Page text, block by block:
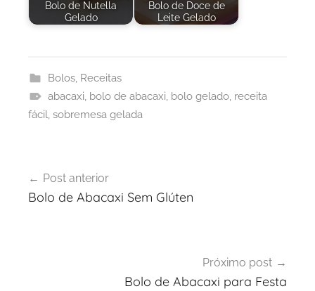
Bolo de Nutella
Gelado
Bolo de Doce de
Leite Gelado
Bolos, Receitas
abacaxi, bolo de abacaxi, bolo gelado, receita
fácil, sobremesa gelada
de
Post anterior
Bolo de Abacaxi Sem Glúten
Próximo post
Bolo de Abacaxi para Festa